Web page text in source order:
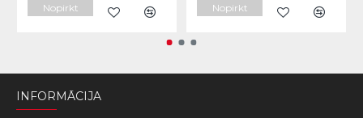
Nopirkt Nopirkt
INFORMĀCIJA